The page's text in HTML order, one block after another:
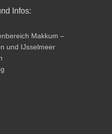
Infos:
Makkum –
und IJsselmeer